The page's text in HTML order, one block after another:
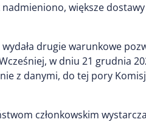
większe
drugie warunkowe
w dniu 21 grudnia
z danymi, do tej pory
członkowskim